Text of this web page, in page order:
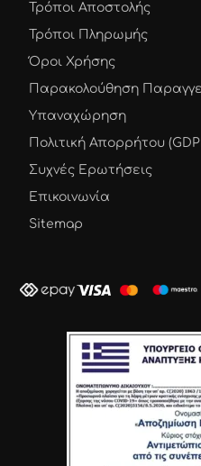
Τρόποι Αποστολής
Τρόποι Πληρωμής
Όροι Χρήσης
Παρακολούθηση
Υπαναχώρηση
Πολιτική Απορρήτου
Συχνές Ερωτήσεις
Επικοινωνία
Sitemap